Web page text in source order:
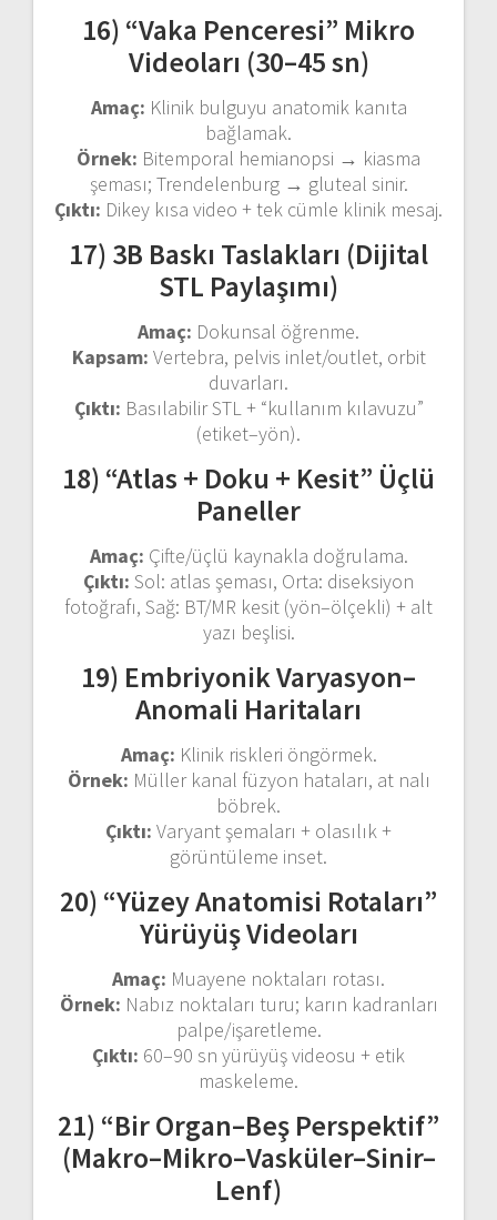
16) “Vaka Penceresi” Mikro
Videoları (30–45 sn)
Amaç: Klinik bulguyu anatomik kanıta
bağlamak.
Örnek: Bitemporal hemianopsi → kiasma
şeması; Trendelenburg → gluteal sinir.
Çıktı: Dikey kısa video + tek cümle klinik mesaj.
17) 3B Baskı Taslakları (Dijital
STL Paylaşımı)
Amaç: Dokunsal öğrenme.
Kapsam: Vertebra, pelvis inlet/outlet, orbit
duvarları.
Çıktı: Basılabilir STL + “kullanım kılavuzu”
(etiket–yön).
18) “Atlas + Doku + Kesit” Üçlü
Paneller
Amaç: Çifte/üçlü kaynakla doğrulama.
Çıktı: Sol: atlas şeması, Orta: diseksiyon
fotoğrafı, Sağ: BT/MR kesit (yön–ölçekli) + alt
yazı beşlisi.
19) Embriyonik Varyasyon–
Anomali Haritaları
Amaç: Klinik riskleri öngörmek.
Örnek: Müller kanal füzyon hataları, at nalı
böbrek.
Çıktı: Varyant şemaları + olasılık +
görüntüleme inset.
20) “Yüzey Anatomisi Rotaları”
Yürüyüş Videoları
Amaç: Muayene noktaları rotası.
Örnek: Nabız noktaları turu; karın kadranları
palpe/işaretleme.
Çıktı: 60–90 sn yürüyüş videosu + etik
maskeleme.
21) “Bir Organ–Beş Perspektif”
(Makro–Mikro–Vasküler–Sinir–
Lenf)